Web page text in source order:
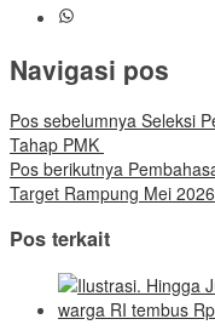
Navigasi pos
Pos sebelumnya Seleksi
Tahap PMK
Pos berikutnya
Target Rampung Mei 2026
Pos terkait